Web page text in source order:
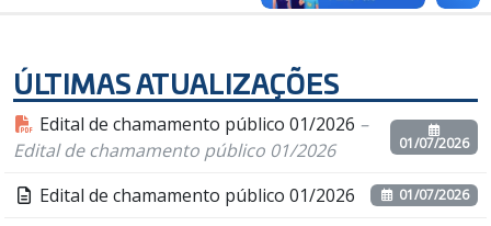
ÚLTIMAS ATUALIZAÇÕES
Edital de chamamento público 01/2026 –
Edital de chamamento público 01/2026
01/07/2026
Edital de chamamento público 01/2026 01/07/2026